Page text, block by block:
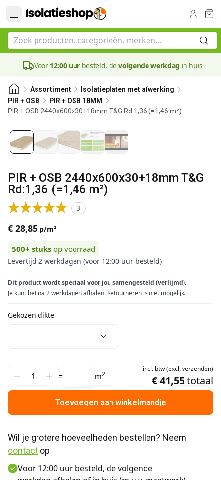
Voor 12:00 uur besteld, devolgende werkdag in huis
Assortiment
Isolatieplaten met afwerking
PIR + OSB
PIR + OSB 18MM
PIR + OSB 2440x600x30+18mm T&G Rd:1,36 (=1,46 m²)30 mm
PIR + OSB 2440x600x30+18mm T&G
Rd:1,36 (=1,46 m²)
3
€ 28,85 p/m²
500+ stuks op voorraad
Levertijd 2 werkdagen (voor 12:00 uur besteld)
Dit product wordt speciaal voor jou samengesteld (verlijmd).
Je kunt het na 2 werkdagen afhalen. Retourneren is niet mogelijk.
Gekozen dikte
= m2
incl. btw(excl.verzenden)
€ 41,55totaal
Toevoegen aan winkelmandje
contact op
Voor 12:00 uur besteld, de volgende